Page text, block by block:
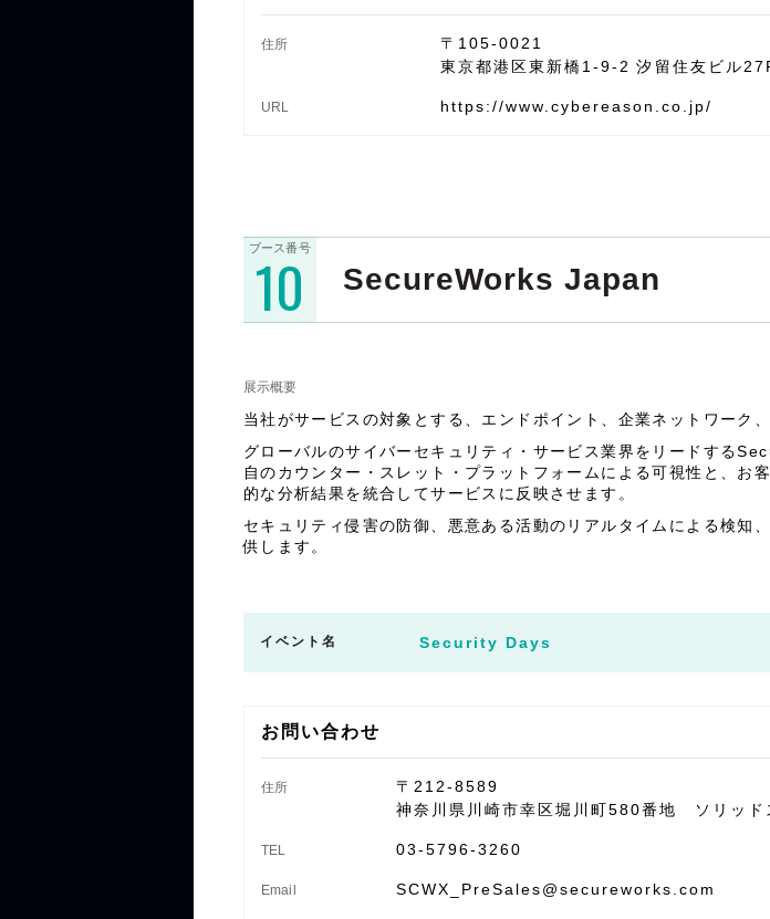
住所
〒105-0021
東京都港区東新橋1-9-2 汐留住友ビル
URL https://www.cybereason.co.jp/
ブース番号
10 SecureWorks Japan
展示概要
当社がサービスの対象とする、エンドポイント、企業ネットワーク
グローバルのサイバーセキュリティ・サービス業界をリードする
自のカウンター・スレット・プラットフォームによる可視性と、お
的な分析結果を統合してサービスに反映させます。
セキュリティ侵害の防御、悪意ある活動のリアルタイムによる検知
供します。
イベント名 Security Days
お問い合わせ
住所
〒212-8589
神奈川県川崎市幸区堀川町580番地 ソリッド
TEL 03-5796-3260
Email SCWX_PreSales@secureworks.com